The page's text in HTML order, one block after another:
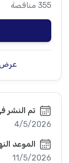
355 مناقصة
عرض
تم النشر
4/5/2026
الموعد
11/5/2026